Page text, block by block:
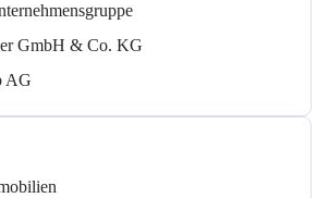
GmbH & Co. KG
AG